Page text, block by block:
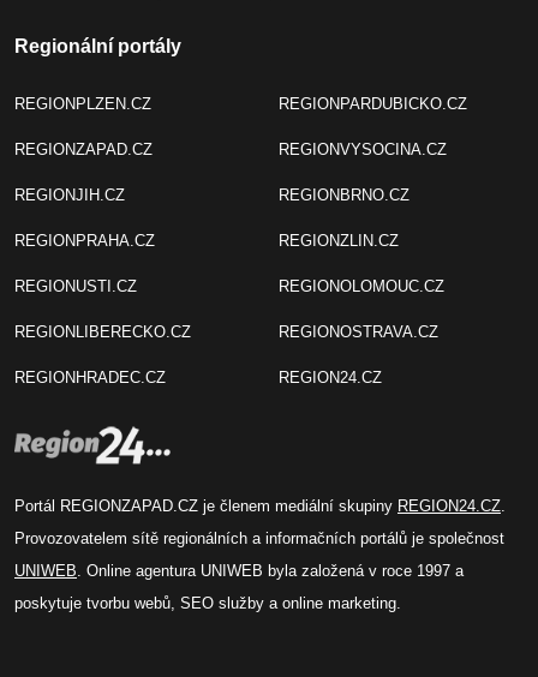
Regionální portály
REGIONPLZEN.CZ
REGIONZAPAD.CZ
REGIONJIH.CZ
REGIONPRAHA.CZ
REGIONUSTI.CZ
REGIONLIBERECKO.CZ
REGIONHRADEC.CZ
REGIONPARDUBICKO.CZ
REGIONVYSOCINA.CZ
REGIONBRNO.CZ
REGIONZLIN.CZ
REGIONOLOMOUC.CZ
REGIONOSTRAVA.CZ
REGION24.CZ
Portál REGIONZAPAD.CZ je členem mediální skupiny REGION24.CZ.
Provozovatelem sítě regionálních a informačních portálů je společnost
UNIWEB. Online agentura UNIWEB byla založená v roce 1997 a
poskytuje tvorbu webů, SEO služby a online marketing.